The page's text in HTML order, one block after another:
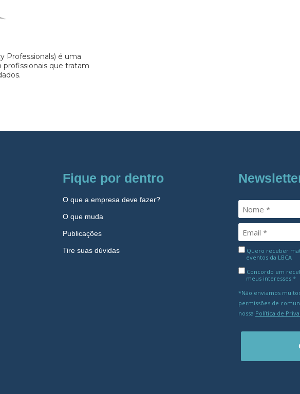
Professionals) é uma
profissionais que tratam
Fique por dentro
O que a empresa deve fazer?
O que muda
Publicações
Tire suas dúvidas
Quero receber
eventos da LBCA
Concordo em
meus interesses.*
*Não enviamos
permissões de
nossa Política de